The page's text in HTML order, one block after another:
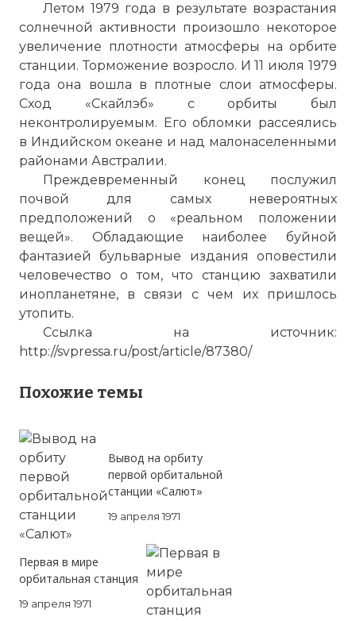
Летом 1979 года в результате возрастания
солнечной активности произошло некоторое
увеличение плотности атмосферы на орбите
станции. Торможение возросло. И 11 июля 1979
года она вошла в плотные слои атмосферы.
Сход «Скайлэб» с орбиты был
неконтролируемым. Его обломки рассеялись
в Индийском океане и над малонаселенными
районами Австралии.
Преждевременный конец послужил
почвой для самых невероятных
предположений о «реальном положении
вещей». Обладающие наиболее буйной
фантазией бульварные издания оповестили
человечество о том, что станцию захватили
инопланетяне, в связи с чем их пришлось
утопить.
Ссылка на источник:
http://svpressa.ru/post/article/87380/
Похожие темы
Вывод на орбиту
первой орбитальной
станции «Салют»
19 апреля 1971
Первая в мире
орбитальная станция
19 апреля 1971